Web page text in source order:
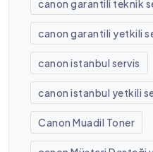
canon garantili teknik
canon garantili yetkili
canon istanbul servis
canon istanbul yetkili
Canon Muadil Toner